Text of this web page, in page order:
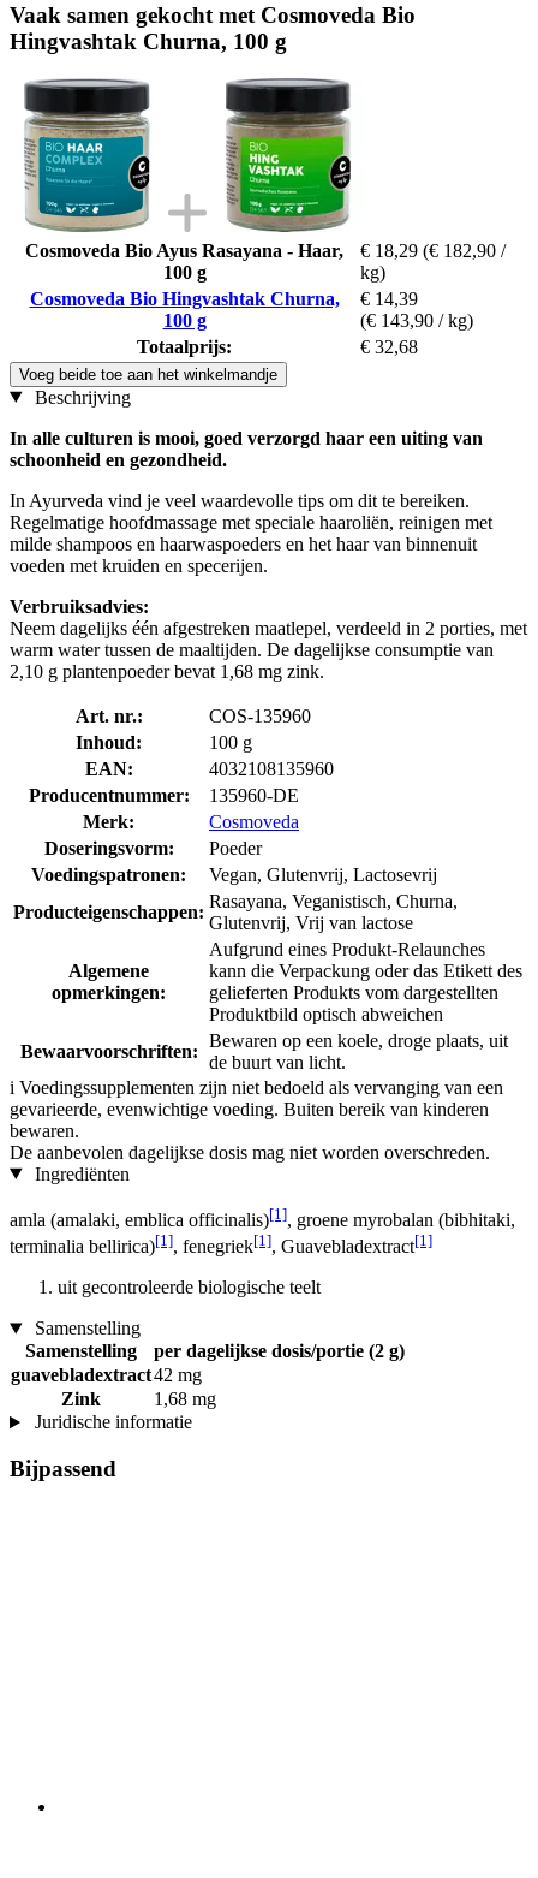
Vaak samen gekocht met Cosmoveda Bio
Hingvashtak Churna, 100 g
Cosmoveda Bio Ayus Rasayana - Haar,
100 g
€ 18,29 (€ 182,90 /
kg)
Cosmoveda Bio Hingvashtak Churna,
100 g
€ 14,39
(€ 143,90 / kg)
Totaalprijs:
€ 32,68
Voeg beide toe aan het winkelmandje
Beschrijving
In alle culturen is mooi, goed verzorgd haar een uiting van
schoonheid en gezondheid.
In Ayurveda vind je veel waardevolle tips om dit te bereiken.
Regelmatige hoofdmassage met speciale haaroliën, reinigen met
milde shampoos en haarwaspoeders en het haar van binnenuit
voeden met kruiden en specerijen.
Verbruiksadvies:
Neem dagelijks één afgestreken maatlepel, verdeeld in 2 porties, met
warm water tussen de maaltijden. De dagelijkse consumptie van
2,10 g plantenpoeder bevat 1,68 mg zink.
Art. nr.:
COS-135960
Inhoud:
100 g
EAN:
4032108135960
Producentnummer:
135960-DE
Merk:
Cosmoveda
Doseringsvorm:
Poeder
Voedingspatronen:
Vegan, Glutenvrij, Lactosevrij
Producteigenschappen:
Rasayana, Veganistisch, Churna,
Glutenvrij, Vrij van lactose
Algemene
opmerkingen:
Aufgrund eines Produkt-Relaunches
kann die Verpackung oder das Etikett des
gelieferten Produkts vom dargestellten
Produktbild optisch abweichen
Bewaarvoorschriften:
Bewaren op een koele, droge plaats, uit
de buurt van licht.
i Voedingssupplementen zijn niet bedoeld als vervanging van een
gevarieerde, evenwichtige voeding. Buiten bereik van kinderen
bewaren.
De aanbevolen dagelijkse dosis mag niet worden overschreden.
Ingrediënten
amla (amalaki, emblica officinalis)[1], groene myrobalan (bibhitaki,
terminalia bellirica)[1], fenegriek[1], Guavebladextract[1]
uit gecontroleerde biologische teelt
Samenstelling
Samenstelling
per dagelijkse dosis/portie (2 g)
guavebladextract42 mg
Zink
1,68 mg
Juridische informatie
Bijpassend